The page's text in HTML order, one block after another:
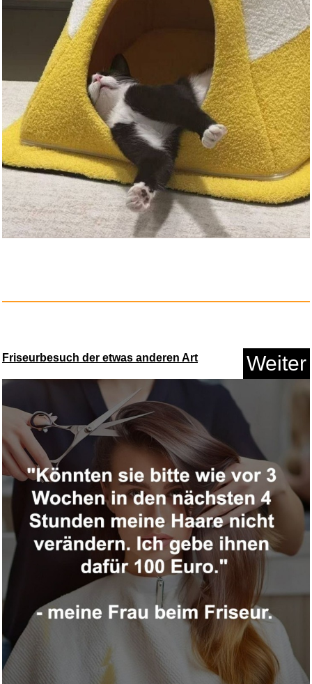
Friseurbesuch der etwas anderen Art Weiter